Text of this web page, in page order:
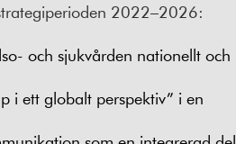
2022–2026:
och sjukvården nationellt och
i ett globalt perspektiv” i en